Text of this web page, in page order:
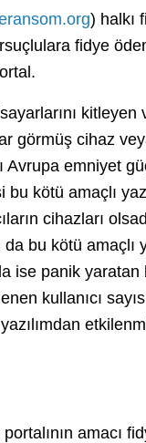
) halkı
fidye
görmüş cihaz
Avrupa emniyet
bu kötü amaçlı
cihazları
bu kötü amaçlı
ise panik
kullanıcı
amacı